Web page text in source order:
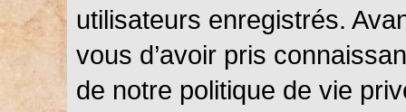
utilisateurs enregistrés.
vous d’avoir pris
de notre politique de vie